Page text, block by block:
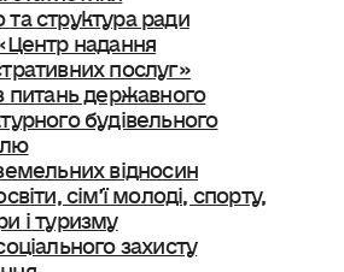
та структура ради
надання
послуг»
питань державного
будівельного
відносин
сімʼї молоді, спорту,
і туризму
захисту